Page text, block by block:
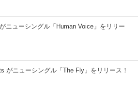
ニューシングル「Human Voice」をリリー
がニューシングル「The Fly」をリリース！